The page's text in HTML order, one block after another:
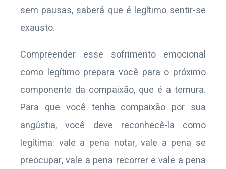
sem pausas, saberá que é legítimo sentir-se
exausto.
Compreender esse sofrimento emocional
como legítimo prepara você para o próximo
componente da compaixão, que é a ternura.
Para que você tenha compaixão por sua
angústia, você deve reconhecê-la como
legítima: vale a pena notar, vale a pena se
preocupar, vale a pena recorrer e vale a pena